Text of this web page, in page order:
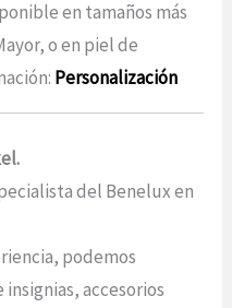
en tamaños más
o en piel de
Personalización
del Benelux en
podemos
accesorios